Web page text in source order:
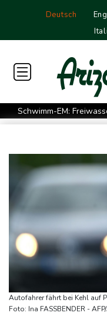
Deutsch
Schwimm-EM:
US-Senat bestätigt
Flughafen Catania
Selenskyj: Mindestens
Mercedes GLA neu
Skoda Kodiaq gegen
Leagues Cup: Müller
Kolumbiens neuer
gegen Drogengewalt
Südkoreas Verband
Autofahrer fährt bei Kehl auf
Foto: Ina FASSBENDER -